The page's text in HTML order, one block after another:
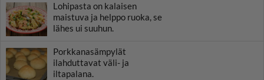
Lohipasta on kalaisen
maistuva ja helppo ruoka, se
lähes ui suuhun.
Porkkanasämpylät
ilahduttavat väli- ja
iltapalana.